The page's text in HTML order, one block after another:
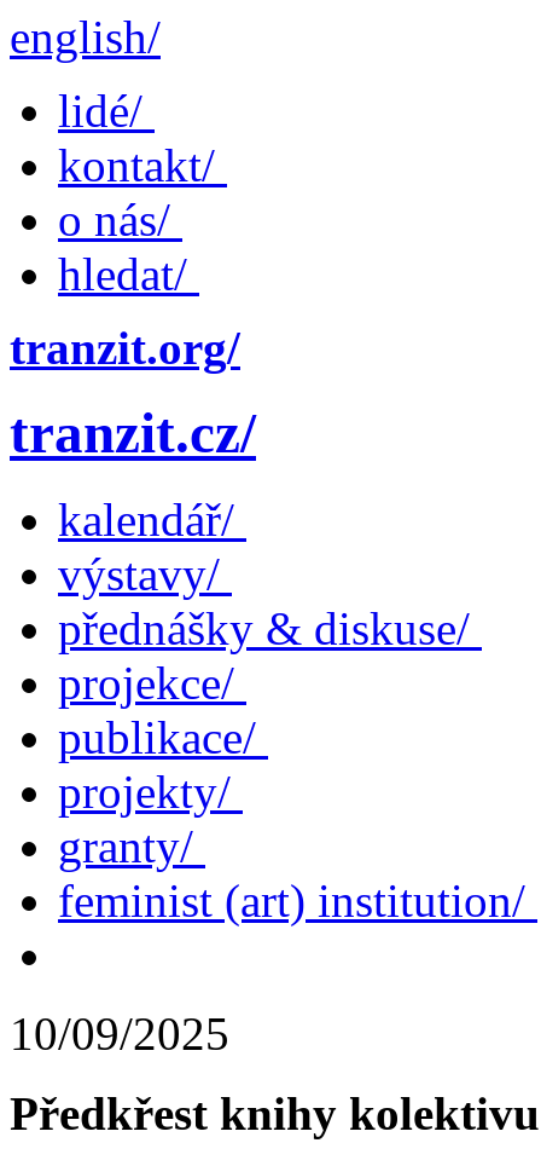
english/
lidé/
kontakt/
o nás/
hledat/
tranzit.org/
tranzit.cz/
kalendář/
výstavy/
přednášky & diskuse/
projekce/
publikace/
projekty/
granty/
feminist (art) institution/
10/09/2025
Předkřest knihy